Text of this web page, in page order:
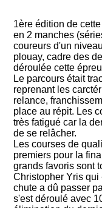
1ère édition de
en 2 manches
coureurs d'un
plouay, cadre des
déroulée cette
Le parcours était
reprenant les
relance,
place au répit. Les
très fatigué car la
de se relâcher.
Les courses de
premiers pour la
grands favoris sont
Christopher Yris qui
chute a dû passer
s'est déroulé avec